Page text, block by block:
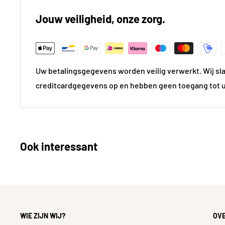
Kleur
Gewicht 0.0
Technische aspecten
Jouw veiligheid, onze zorg.
Uw betalingsgegevens worden veilig verwerkt. Wij
creditcardgegevens op en hebben geen toegang tot
Ook interessant
WIE ZIJN WIJ?